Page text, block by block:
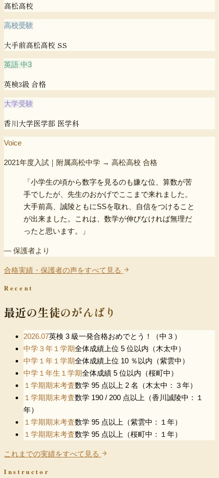
高松高校
高校受験
大手前高松高校 SS
英語 中3
英検3級 合格
大学受験
香川大学医学部 医学科
Voice
2021年度入試｜附属高松中学 → 高松高校 合格
「小学生の頃から数字を見るのも嫌な位、算数が苦
手でしたが、先生のおかげでここまで来れました。
大手前高、誠陵ともにSSを取れ、自信をつけること
が出来ました。これは、数学が伸びなければ無理だ
ったと思います。」
― 保護者より
合格実績・保護者の声をすべて見る
Recent
最近の生徒のがんばり
2026.07英検 3 級一発合格おめでとう！（中３）
中学３年１学期全体成績上位 5 位以内（木太中）
中学１年１学期全体成績上位 10 ％以内（紫雲中）
中学１年生１学期全体成績 5 位以内（桜町中）
１学期期末考査数学 95 点以上 2 名（木太中：３年）
１学期期末考査数学 190 / 200 点以上（香川誠陵中：１
年）
１学期期末考査数学 95 点以上（紫雲中：１年）
１学期期末考査数学 95 点以上（桜町中：１年）
これまでの実績をすべて見る
Instructor